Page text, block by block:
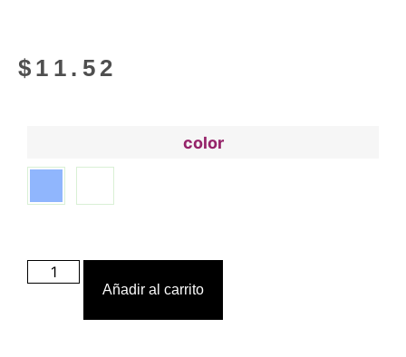
$ 11.52
color
Añadir al carrito